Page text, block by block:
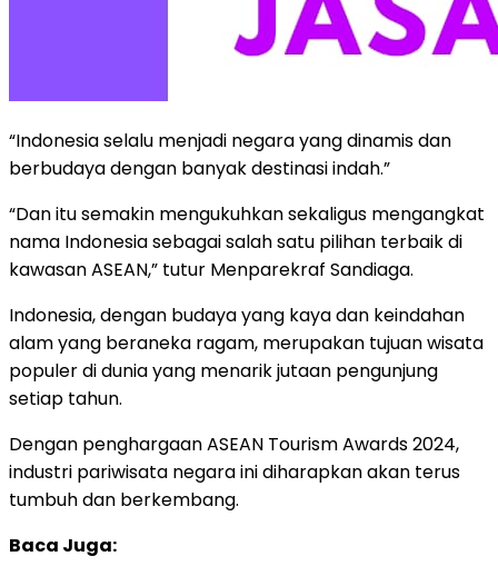
“Indonesia selalu menjadi negara yang dinamis dan
berbudaya dengan banyak destinasi indah.”
“Dan itu semakin mengukuhkan sekaligus mengangkat
nama Indonesia sebagai salah satu pilihan terbaik di
kawasan ASEAN,” tutur Menparekraf Sandiaga.
Indonesia, dengan budaya yang kaya dan keindahan
alam yang beraneka ragam, merupakan tujuan wisata
populer di dunia yang menarik jutaan pengunjung
setiap tahun.
Dengan penghargaan ASEAN Tourism Awards 2024,
industri pariwisata negara ini diharapkan akan terus
tumbuh dan berkembang.
Baca Juga: